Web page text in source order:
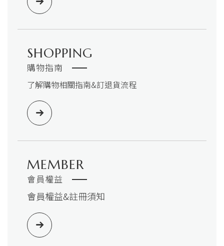
SHOPPING
購物指南
了解購物相關指南&訂退貨流程
MEMBER
會員權益
會員權益&註冊須知